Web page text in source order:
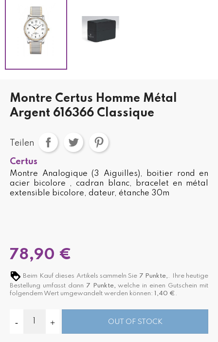
Montre Certus Homme Métal
Argent 616366 Classique
Teilen
Certus
Montre Analogique (3 Aiguilles), boitier rond en
acier bicolore , cadran blanc, bracelet en métal
extensible bicolore, dateur, étanche 30m
78,90 €
Beim Kauf dieses Artikels sammeln Sie 7 Punkte, . Ihre heutige
Bestellung umfasst dann 7 Punkte, welche in einen Gutschein mit
folgendem Wert umgewandelt werden können: 1,40 € .
OUT OF STOCK